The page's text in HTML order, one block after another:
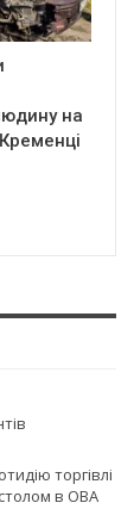
на
Кременці
торгівлі
в ОВА